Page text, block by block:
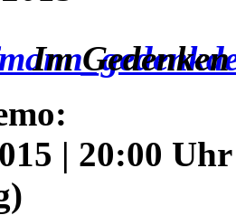
Im
| 20:00